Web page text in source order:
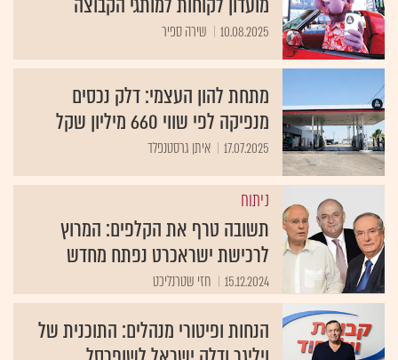
10.08.2025 שירה ספיר
מתחת להון העצמי: דלק נכסים
מנפיקה לפי שווי 660 מיליון שקל
17.07.2025 איתן גרסטנפלד
ניתוח
תשובה טרף את הקלפים: המרוץ
לרכישת ישראכרט נפתח מחדש
15.12.2024 חזי שטרנליכט
הנחות ופיטורי מנהלים: התוכנית של